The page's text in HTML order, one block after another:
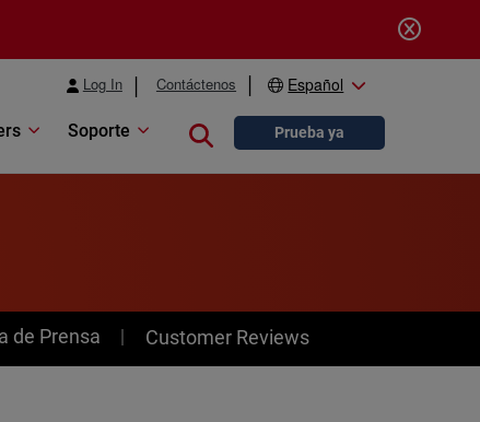
Log In Contáctenos Español
Soporte Close searchPrueba ya
de Prensa Customer Reviews